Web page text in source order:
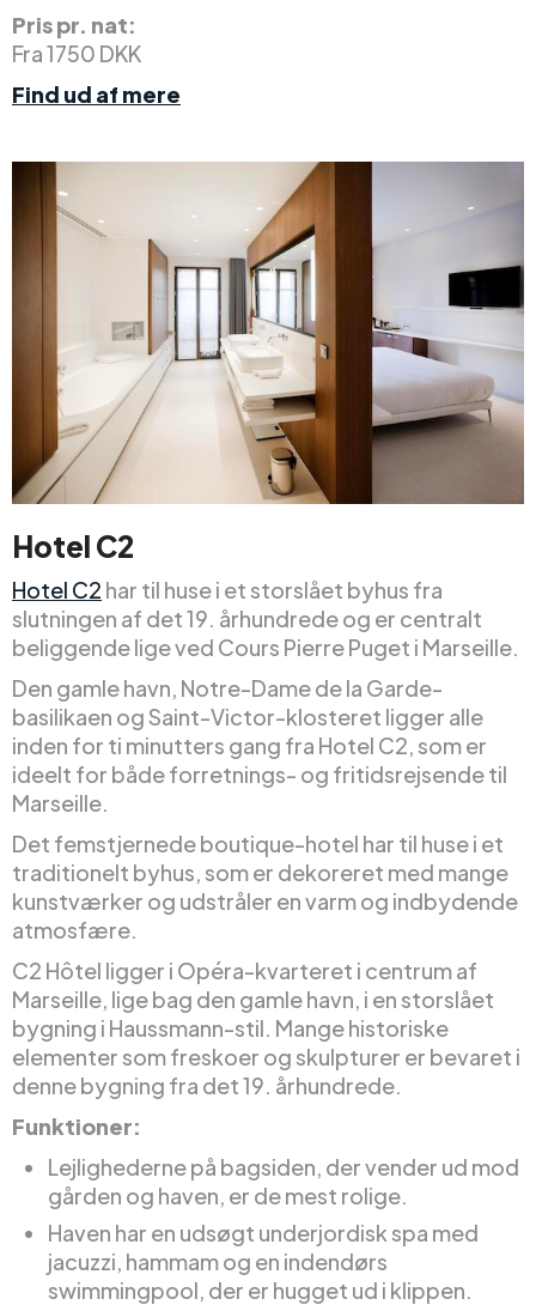
Pris pr. nat:
Fra 1750 DKK
Find ud af mere
Hotel C2
Hotel C2 har til huse i et storslået byhus fra
slutningen af det 19. århundrede og er centralt
beliggende lige ved Cours Pierre Puget i Marseille.
Den gamle havn, Notre-Dame de la Garde-
basilikaen og Saint-Victor-klosteret ligger alle
inden for ti minutters gang fra Hotel C2, som er
ideelt for både forretnings- og fritidsrejsende til
Marseille.
Det femstjernede boutique-hotel har til huse i et
traditionelt byhus, som er dekoreret med mange
kunstværker og udstråler en varm og indbydende
atmosfære.
C2 Hôtel ligger i Opéra-kvarteret i centrum af
Marseille, lige bag den gamle havn, i en storslået
bygning i Haussmann-stil. Mange historiske
elementer som freskoer og skulpturer er bevaret i
denne bygning fra det 19. århundrede.
Funktioner:
Lejlighederne på bagsiden, der vender ud mod
gården og haven, er de mest rolige.
Haven har en udsøgt underjordisk spa med
jacuzzi, hammam og en indendørs
swimmingpool, der er hugget ud i klippen.